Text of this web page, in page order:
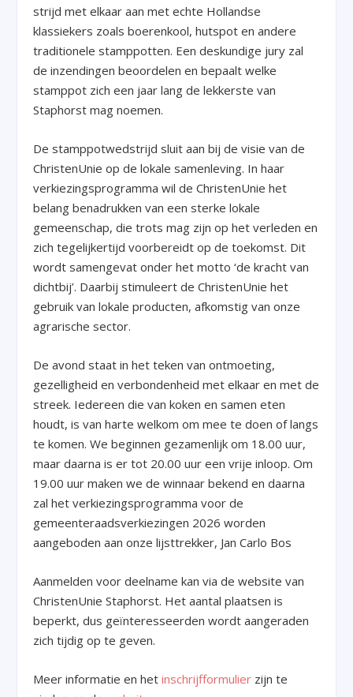
strijd met elkaar aan met echte Hollandse
klassiekers zoals boerenkool, hutspot en andere
traditionele stamppotten. Een deskundige jury zal
de inzendingen beoordelen en bepaalt welke
stamppot zich een jaar lang de lekkerste van
Staphorst mag noemen.
De stamppotwedstrijd sluit aan bij de visie van de
ChristenUnie op de lokale samenleving. In haar
verkiezingsprogramma wil de ChristenUnie het
belang benadrukken van een sterke lokale
gemeenschap, die trots mag zijn op het verleden en
zich tegelijkertijd voorbereidt op de toekomst. Dit
wordt samengevat onder het motto ‘de kracht van
dichtbij’. Daarbij stimuleert de ChristenUnie het
gebruik van lokale producten, afkomstig van onze
agrarische sector.
De avond staat in het teken van ontmoeting,
gezelligheid en verbondenheid met elkaar en met de
streek. Iedereen die van koken en samen eten
houdt, is van harte welkom om mee te doen of langs
te komen. We beginnen gezamenlijk om 18.00 uur,
maar daarna is er tot 20.00 uur een vrije inloop. Om
19.00 uur maken we de winnaar bekend en daarna
zal het verkiezingsprogramma voor de
gemeenteraadsverkiezingen 2026 worden
aangeboden aan onze lijsttrekker, Jan Carlo Bos
Aanmelden voor deelname kan via de website van
ChristenUnie Staphorst. Het aantal plaatsen is
beperkt, dus geïnteresseerden wordt aangeraden
zich tijdig op te geven.
Meer informatie en hetinschrijfformulier zijn te